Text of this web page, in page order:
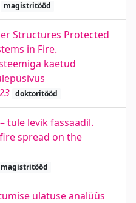
magistritööd
Structures Protected
in Fire.
kaetud
doktoritööd
tule levik fassaadil.
spread on the
magistritööd
ulatuse analüüs